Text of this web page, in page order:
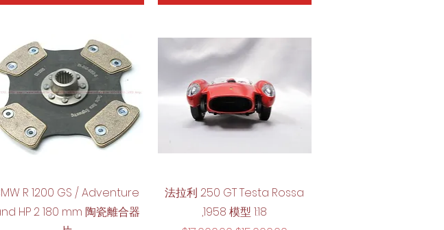
快速瀏覽
R 1200 GS / Adventure
HP 2 180 mm 陶瓷離合器
快速瀏覽
法拉利 250 GT Testa Rossa
,1958 模型 1:18